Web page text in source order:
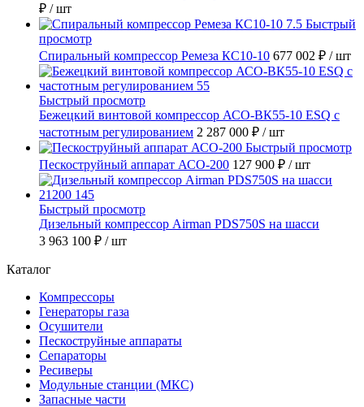
₽ / шт
Быстрый
просмотр
Спиральный компрессор Ремеза КС10-10 677 002 ₽ / шт
Быстрый просмотр
Бежецкий винтовой компрессор АСО-ВК55-10 ESQ с
частотным регулированием 2 287 000 ₽ / шт
Быстрый просмотр
Пескоструйный аппарат АСО-200 127 900 ₽ / шт
Быстрый просмотр
Дизельный компрессор Airman PDS750S на шасси
3 963 100 ₽ / шт
Каталог
Компрессоры
Генераторы газа
Осушители
Пескоструйные аппараты
Сепараторы
Ресиверы
Модульные станции (МКС)
Запасные части